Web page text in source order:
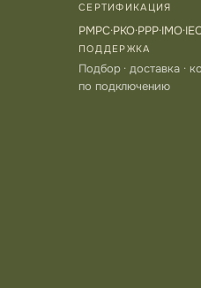
СЕРТИФИКАЦИЯ
РМРС·РКО·РРР·IMO·
ПОДДЕРЖКА
Подбор · доставка ·
по подключению